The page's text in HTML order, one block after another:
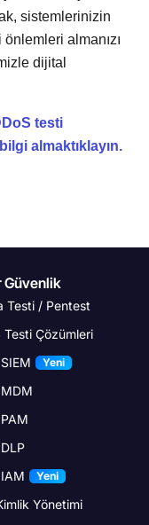
sistemlerinizin
almanızı
dijital
testi
almaktıklayın.
Güvenlik
Testi / Pentest
Testi Çözümleri
Yeni
Yeni
Yönetimi